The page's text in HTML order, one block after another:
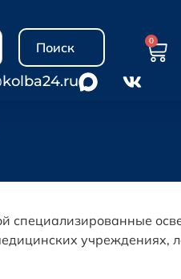
Поиск 0
специализированные
учреждениях,